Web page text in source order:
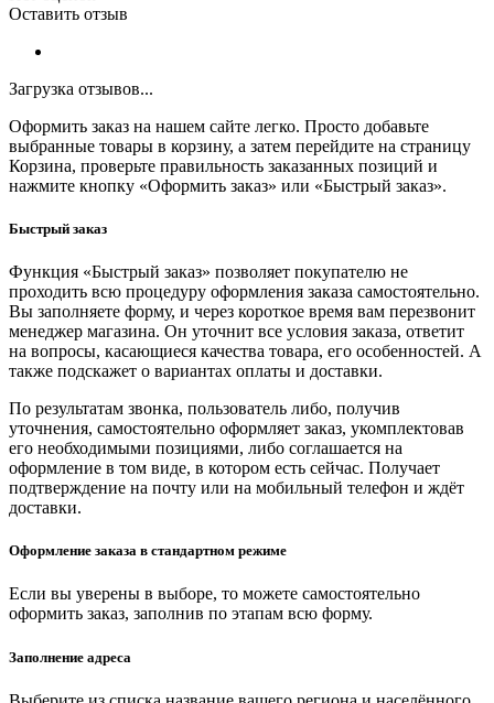
Оставить отзыв
Загрузка отзывов...
Оформить заказ на нашем сайте легко. Просто добавьте
выбранные товары в корзину, а затем перейдите на страницу
Корзина, проверьте правильность заказанных позиций и
нажмите кнопку «Оформить заказ» или «Быстрый заказ».
Быстрый заказ
Функция «Быстрый заказ» позволяет покупателю не
проходить всю процедуру оформления заказа самостоятельно.
Вы заполняете форму, и через короткое время вам перезвонит
менеджер магазина. Он уточнит все условия заказа, ответит
на вопросы, касающиеся качества товара, его особенностей. А
также подскажет о вариантах оплаты и доставки.
По результатам звонка, пользователь либо, получив
уточнения, самостоятельно оформляет заказ, укомплектовав
его необходимыми позициями, либо соглашается на
оформление в том виде, в котором есть сейчас. Получает
подтверждение на почту или на мобильный телефон и ждёт
доставки.
Оформление заказа в стандартном режиме
Если вы уверены в выборе, то можете самостоятельно
оформить заказ, заполнив по этапам всю форму.
Заполнение адреса